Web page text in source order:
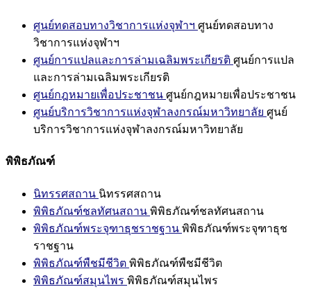
ศูนย์ทดสอบทางวิชาการแห่งจุฬาฯ ศูนย์ทดสอบทาง
วิชาการแห่งจุฬาฯ
ศูนย์การแปลและการล่ามเฉลิมพระเกียรติ ศูนย์การแปล
และการล่ามเฉลิมพระเกียรติ
ศูนย์กฎหมายเพื่อประชาชน ศูนย์กฎหมายเพื่อประชาชน
ศูนย์บริการวิชาการแห่งจุฬาลงกรณ์มหาวิทยาลัย ศูนย์
บริการวิชาการแห่งจุฬาลงกรณ์มหาวิทยาลัย
พิพิธภัณฑ์
นิทรรศสถาน นิทรรศสถาน
พิพิธภัณฑ์ชลทัศนสถาน พิพิธภัณฑ์ชลทัศนสถาน
พิพิธภัณฑ์พระจุฑาธุชราชฐาน พิพิธภัณฑ์พระจุฑาธุช
ราชฐาน
พิพิธภัณฑ์พืชมีชีวิต พิพิธภัณฑ์พืชมีชีวิต
พิพิธภัณฑ์สมุนไพร พิพิธภัณฑ์สมุนไพร